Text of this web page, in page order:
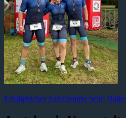
Beitragsnavigation
Vorheriger
Erfolgreiches Familientrio beim